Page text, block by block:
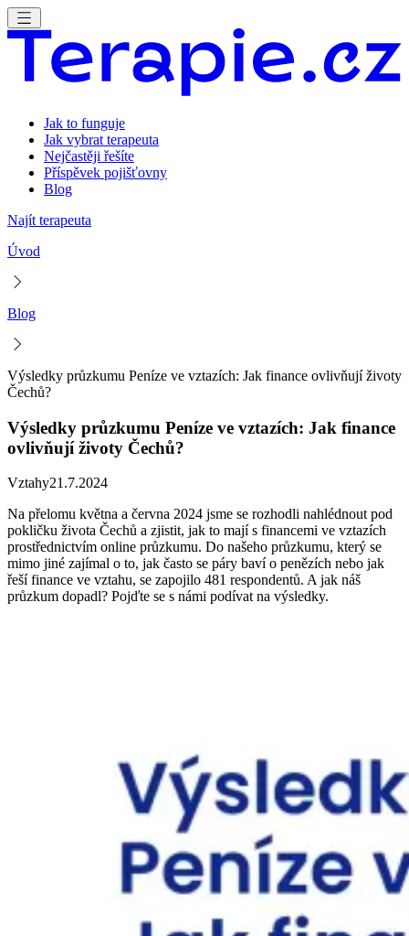
Jak to funguje
Jak vybrat terapeuta
Nejčastěji řešíte
Příspěvek pojišťovny
Blog
Najít terapeuta
Úvod
Blog
Výsledky průzkumu Peníze ve vztazích: Jak finance ovlivňují životy
Čechů?
Výsledky průzkumu Peníze ve vztazích: Jak finance
ovlivňují životy Čechů?
Vztahy21.7.2024
Na přelomu května a června 2024 jsme se rozhodli nahlédnout pod
pokličku života Čechů a zjistit, jak to mají s financemi ve vztazích
prostřednictvím online průzkumu. Do našeho průzkumu, který se
mimo jiné zajímal o to, jak často se páry baví o penězích nebo jak
řeší finance ve vztahu, se zapojilo 481 respondentů. A jak náš
průzkum dopadl? Pojďte se s námi podívat na výsledky.